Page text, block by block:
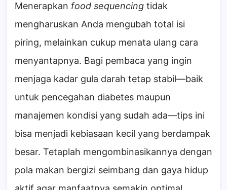
Menerapkan food sequencing tidak
mengharuskan Anda mengubah total isi
piring, melainkan cukup menata ulang cara
menyantapnya. Bagi pembaca yang ingin
menjaga kadar gula darah tetap stabil—baik
untuk pencegahan diabetes maupun
manajemen kondisi yang sudah ada—tips ini
bisa menjadi kebiasaan kecil yang berdampak
besar. Tetaplah mengombinasikannya dengan
pola makan bergizi seimbang dan gaya hidup